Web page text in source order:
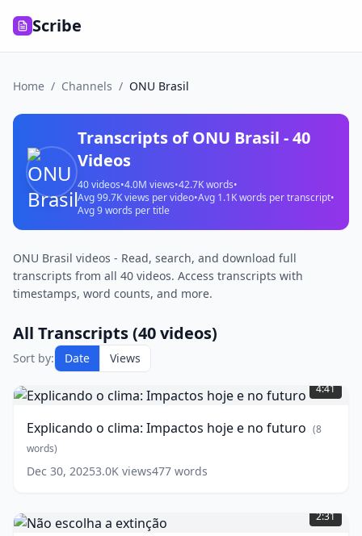
Scribe
Home / Channels / ONU Brasil
Transcripts ofONU Brasil -40
Videos
40videos•4.0M views•42.7Kwords•
Avg99.7Kviews per video•Avg 1.1Kwords per transcript•
Avg9words per title
ONU Brasil videos - Read, search, and download full
transcripts from all 40 videos. Access transcripts with
timestamps, word counts, and more.
All Transcripts (40videos)
Sort by: Date Views
Explicando
o
clima:
hoje
e
no
futuro
(
4:41
Explicando o clima: Impactos hoje e no futuro (8
words)
Dec 30, 20253.0K views477 words
escolha
a
2:31